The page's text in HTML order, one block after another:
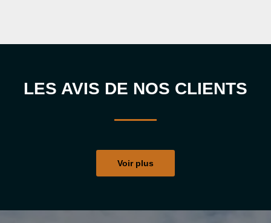
LES AVIS DE NOS CLIENTS
Voir plus